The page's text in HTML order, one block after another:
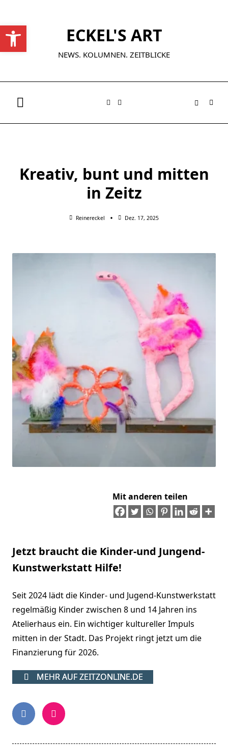
Werkzeugleiste öffnen
content
ECKEL'S ART
NEWS. KOLUMNEN. ZEITBLICKE
Kreativ, bunt und mitten
in Zeitz
Reinereckel Dez. 17, 2025
Mit anderen teilen
Jetzt braucht die Kinder-und Jungend-
Kunstwerkstatt Hilfe!
Seit 2024 lädt die Kinder- und Jugend-Kunstwerkstatt
regelmäßig Kinder zwischen 8 und 14 Jahren ins
Atelierhaus ein. Ein wichtiger kultureller Impuls
mitten in der Stadt. Das Projekt ringt jetzt um die
Finanzierung für 2026.
MEHR AUF ZEITZONLINE.DE